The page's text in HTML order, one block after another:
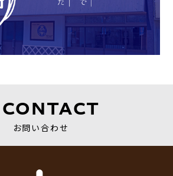
CONTACT
お問い合わせ